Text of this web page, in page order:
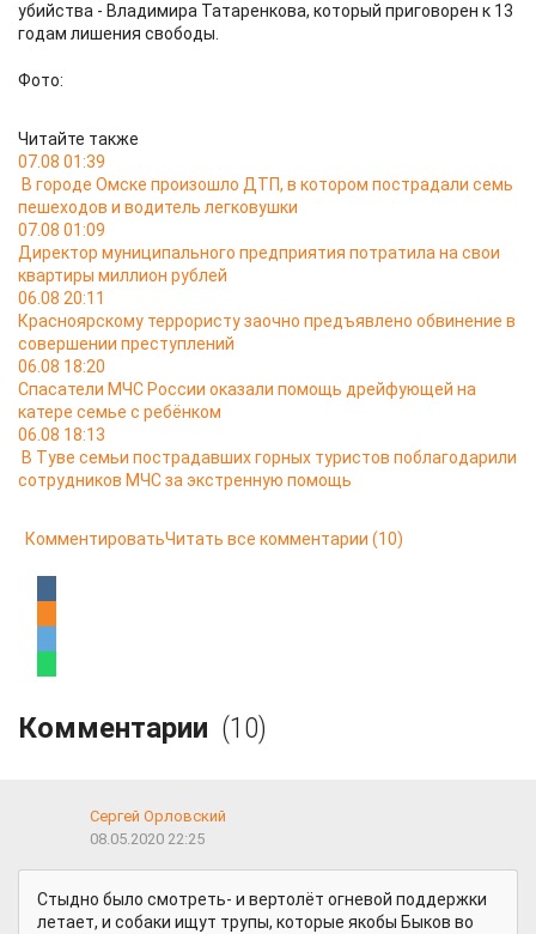
убийства - Владимира Татаренкова, который приговорен к 13
годам лишения свободы.
Фото:
Читайте также
07.08 01:39
В городе Омске произошло ДТП, в котором пострадали семь
пешеходов и водитель легковушки
07.08 01:09
Директор муниципального предприятия потратила на свои
квартиры миллион рублей
06.08 20:11
Красноярскому террористу заочно предъявлено обвинение в
совершении преступлений
06.08 18:20
Спасатели МЧС России оказали помощь дрейфующей на
катере семье с ребёнком
06.08 18:13
В Туве семьи пострадавших горных туристов поблагодарили
сотрудников МЧС за экстренную помощь
КомментироватьЧитать все комментарии (10)
Комментарии (10)
Сергей Орловский
08.05.2020 22:25
Стыдно было смотреть- и вертолёт огневой поддержки
летает, и собаки ищут трупы, которые якобы Быков во